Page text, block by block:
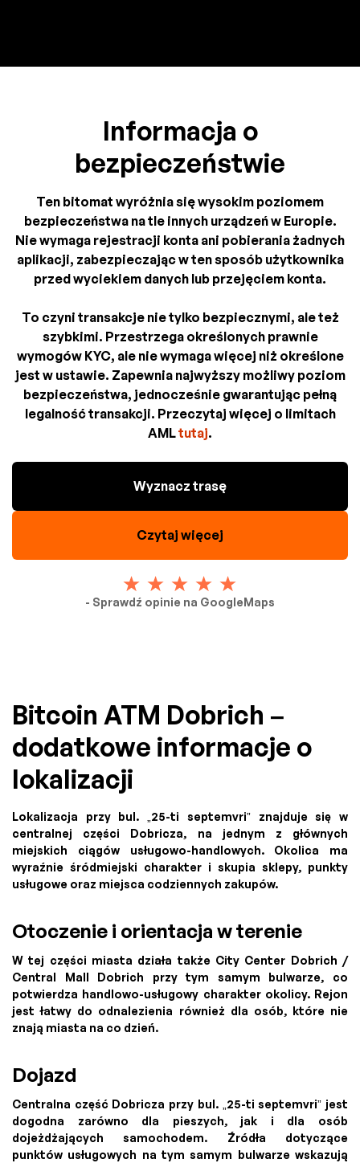
Informacja o
bezpieczeństwie
Ten bitomat wyróżnia się wysokim poziomem
bezpieczeństwa na tle innych urządzeń w Europie.
Nie wymaga rejestracji konta ani pobierania żadnych
aplikacji, zabezpieczając w ten sposób użytkownika
przed wyciekiem danych lub przejęciem konta.
To czyni transakcje nie tylko bezpiecznymi, ale też
szybkimi. Przestrzega określonych prawnie
wymogów KYC, ale nie wymaga więcej niż określone
jest w ustawie. Zapewnia najwyższy możliwy poziom
bezpieczeństwa, jednocześnie gwarantując pełną
legalność transakcji. Przeczytaj więcej o limitach
AMLtutaj.
Wyznacz trasę
Czytaj więcej
- Sprawdź opinie na GoogleMaps
Bitcoin ATM Dobrich –
dodatkowe informacje o
lokalizacji
Lokalizacja przy bul. „25-ti septemvri” znajduje się w
centralnej części Dobricza, na jednym z głównych
miejskich ciągów usługowo-handlowych. Okolica ma
wyraźnie śródmiejski charakter i skupia sklepy, punkty
usługowe oraz miejsca codziennych zakupów.
Otoczenie i orientacja w terenie
W tej części miasta działa także City Center Dobrich /
Central Mall Dobrich przy tym samym bulwarze, co
potwierdza handlowo-usługowy charakter okolicy. Rejon
jest łatwy do odnalezienia również dla osób, które nie
znają miasta na co dzień.
Dojazd
Centralna część Dobricza przy bul. „25-ti septemvri” jest
dogodna zarówno dla pieszych, jak i dla osób
dojeżdżających samochodem. Źródła dotyczące
punktów usługowych na tym samym bulwarze wskazują